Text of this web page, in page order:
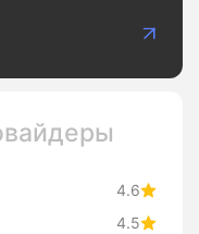
4.6
4.5